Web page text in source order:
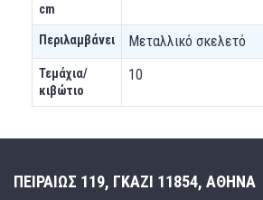
cm
Περιλαμβάνει Μεταλλικό σκελετό
Τεμάχια/
κιβώτιο
10
ΠΕΙΡΑΙΩΣ 119, ΓΚΑΖΙ 11854, ΑΘΗΝΑ